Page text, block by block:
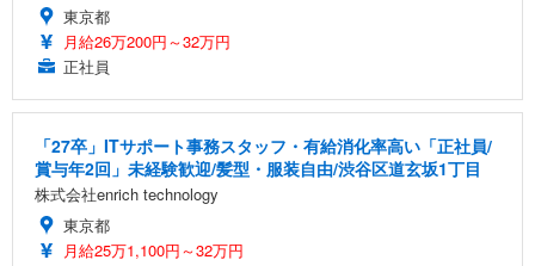
東京都
月給26万200円～32万円
正社員
「27卒」ITサポート事務スタッフ・有給消化率高い「正社員/
賞与年2回」未経験歓迎/髪型・服装自由/渋谷区道玄坂1丁目
株式会社enrich technology
東京都
月給25万1,100円～32万円